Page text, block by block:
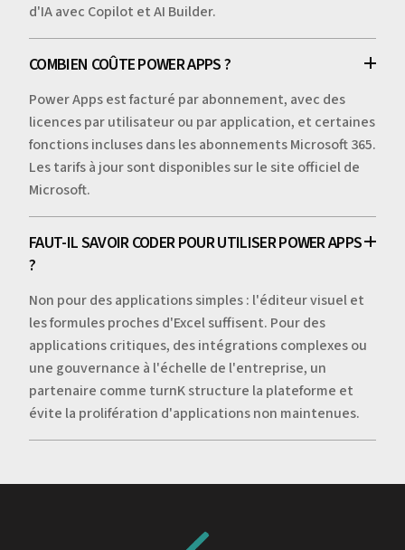
d'IA avec Copilot et AI Builder.
COMBIEN COÛTE POWER APPS ?
Power Apps est facturé par abonnement, avec des
licences par utilisateur ou par application, et certaines
fonctions incluses dans les abonnements Microsoft 365.
Les tarifs à jour sont disponibles sur le site officiel de
Microsoft.
FAUT-IL SAVOIR CODER POUR UTILISER POWER APPS
?
Non pour des applications simples : l'éditeur visuel et
les formules proches d'Excel suffisent. Pour des
applications critiques, des intégrations complexes ou
une gouvernance à l'échelle de l'entreprise, un
partenaire comme turnK structure la plateforme et
évite la prolifération d'applications non maintenues.